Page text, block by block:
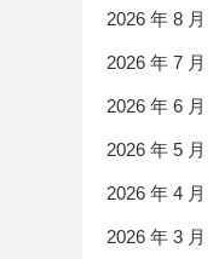
2026 年 8 月
2026 年 7 月
2026 年 6 月
2026 年 5 月
2026 年 4 月
2026 年 3 月